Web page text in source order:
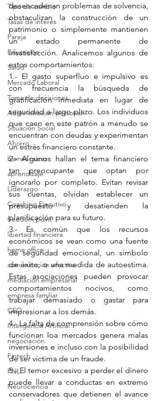
Tipo de cambio
Tasas de interés
Pareja
Educación
Salud
Mercado Laboral
Toma de decisiones
Administración personal
Situación Social
Ahorro
bienes raíces
aprendizaje
Liderazgo
Coaching Ejecutivo
freedom point
libertad financiera
home office
comunicación efectiva
mediación empresarial
empresa familiar
CEO
Inteligencia Artificial
negociación
Fintech
PNL
Neurociencia
desencadenan problemas de solvencia,
obstaculizan la construcción de un
patrimonio o simplemente mantienen
un estado permanente de
insatisfacción. Analicemos algunos de
estos comportamientos:
1.- El gasto superfluo e impulsivo es
con frecuencia la búsqueda de
gratificación inmediata en lugar de
seguridad a largo plazo. Los individuos
que caen en este patrón a menudo se
encuentran con deudas y experimentan
un estrés financiero constante.
2.- Algunos hallan el tema financiero
tan preocupante que optan por
ignorarlo por completo. Evitan revisar
sus cuentas, olvidan establecer un
presupuesto y desatienden la
planificación para su futuro.
3.- Es común que los recursos
económicos se vean como una fuente
de seguridad emocional, un símbolo
de éxito, o una medida de autoestima.
Estas asociaciones pueden provocar
comportamientos nocivos, como
trabajar demasiado o gastar para
impresionar a los demás.
4.- La falta de comprensión sobre cómo
funcionan loa mercados genera malas
inversiones e incluso con la posibilidad
de ser víctima de un fraude.
5.- El temor excesivo a perder el dinero
puede llevar a conductas en extremo
conservadores que detienen el avance